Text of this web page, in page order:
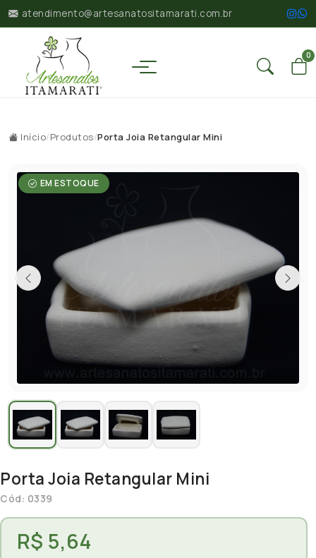
atendimento@artesanatositamarati.com.br
0
Início/Produtos/Porta Joia Retangular Mini
EM ESTOQUE
Porta Joia Retangular Mini
Cód: 0339
R$ 5,64